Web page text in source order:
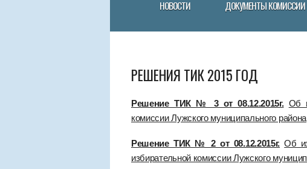
НОВОСТИ ДОКУМЕНТЫ КОМИССИИ
РЕШЕНИЯ ТИК 2015 ГОД
Решение ТИК № 3 от 08.12.2015г. Об
комиссии Лужского муниципального района
Решение ТИК № 2 от 08.12.2015г. Об
избирательной комиссии Лужского